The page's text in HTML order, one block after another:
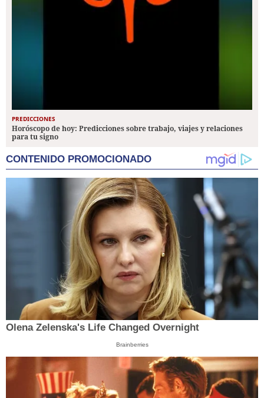
PREDICCIONES
Horóscopo de hoy: Predicciones sobre trabajo, viajes y relaciones
para tu signo
CONTENIDO PROMOCIONADO
Olena Zelenska's Life Changed Overnight
Brainberries